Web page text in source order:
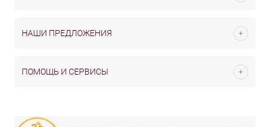
НАШИ ПРЕДЛОЖЕНИЯ
ПОМОЩЬ И СЕРВИСЫ